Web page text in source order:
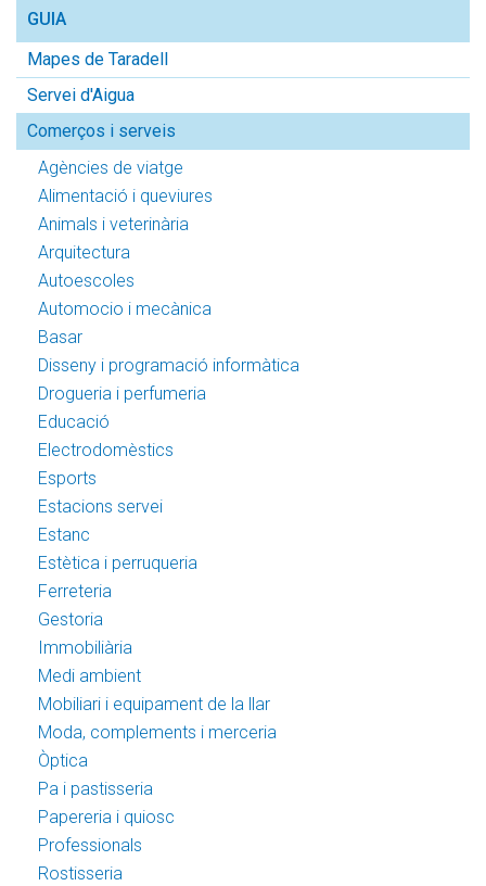
GUIA
Mapes de Taradell
Servei d'Aigua
Comerços i serveis
Agències de viatge
Alimentació i queviures
Animals i veterinària
Arquitectura
Autoescoles
Automocio i mecànica
Basar
Disseny i programació informàtica
Drogueria i perfumeria
Educació
Electrodomèstics
Esports
Estacions servei
Estanc
Estètica i perruqueria
Ferreteria
Gestoria
Immobiliària
Medi ambient
Mobiliari i equipament de la llar
Moda, complements i merceria
Òptica
Pa i pastisseria
Papereria i quiosc
Professionals
Rostisseria